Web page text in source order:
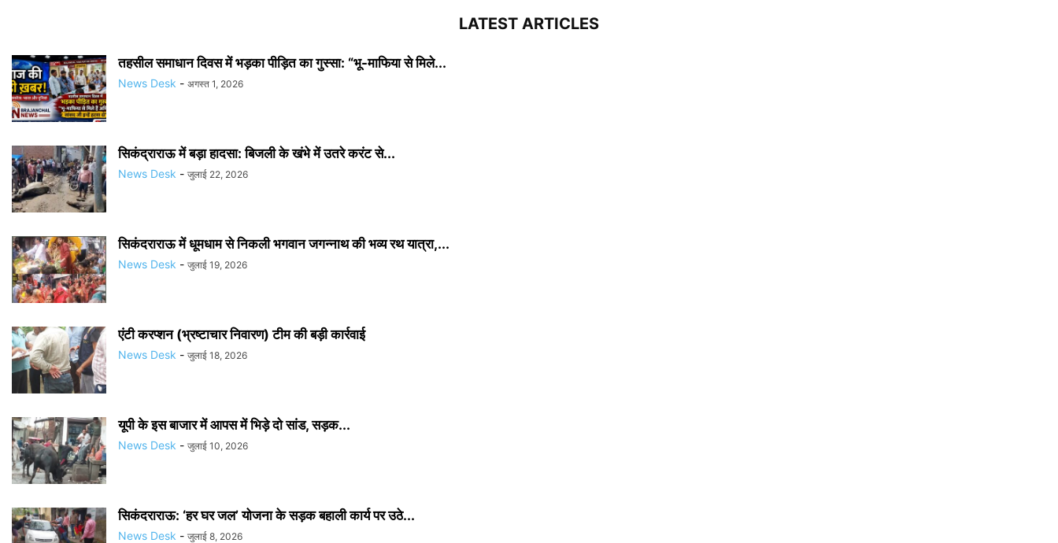
LATEST ARTICLES
तहसील समाधान दिवस में भड़का पीड़ित का गुस्सा: “भू-माफिया से मिले...
News Desk - अगस्त 1, 2026
सिकंद्राराऊ में बड़ा हादसा: बिजली के खंभे में उतरे करंट से...
News Desk - जुलाई 22, 2026
सिकंदराराऊ में धूमधाम से निकली भगवान जगन्नाथ की भव्य रथ यात्रा,...
News Desk - जुलाई 19, 2026
एंटी करप्शन (भ्रष्टाचार निवारण) टीम की बड़ी कार्रवाई
News Desk - जुलाई 18, 2026
यूपी के इस बाजार में आपस में भिड़े दो सांड, सड़क...
News Desk - जुलाई 10, 2026
सिकंदराराऊ: ‘हर घर जल’ योजना के सड़क बहाली कार्य पर उठे...
News Desk - जुलाई 8, 2026